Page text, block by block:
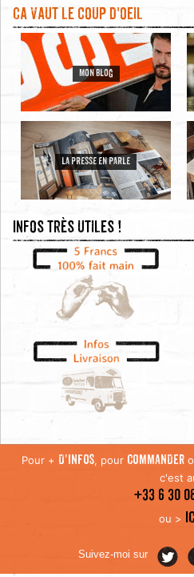
Ca vaut le coup d'oeil
MON BLOG
LA PRESSE EN PARLE
Infos très utiles !
Pour + D'INFOS, pour COMMANDER
c'est
+33 6 30
ou >
Suivez-moi sur